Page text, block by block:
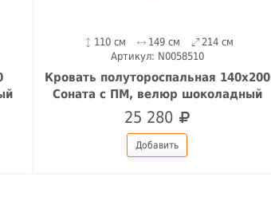
110 см 149 см
214 см
Артикул: N0058510
Кровать полутороспальная 140х200
Соната с ПМ, велюр шоколадный
25 280
Добавить